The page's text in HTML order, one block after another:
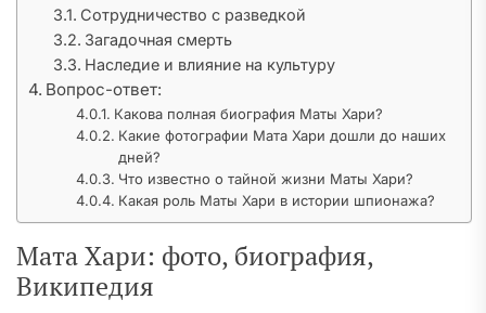
Сотрудничество с разведкой
Загадочная смерть
Наследие и влияние на культуру
Вопрос-ответ:
Какова полная биография Маты Хари?
Какие фотографии Мата Хари дошли до наших
дней?
Что известно о тайной жизни Маты Хари?
Какая роль Маты Хари в истории шпионажа?
Мата Хари: фото, биография,
Википедия